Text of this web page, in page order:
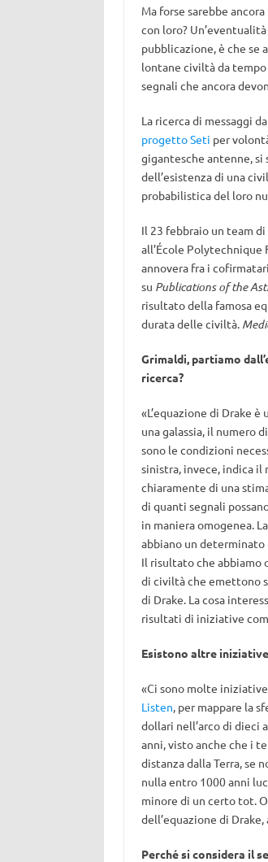
Ma forse sarebbe
con loro?
pubblicazione, è che se
lontane civiltà da
segnali che ancora
La ricerca di messaggi
progetto Seti per
gigantesche antenne, si
dell’esistenza di una
probabilistica del loro
Il 23 febbraio un team
all’École Polytechnique
annovera fra i
su Publications of the
risultato della famosa
durata delle civiltà.
Grimaldi, partiamo
ricerca?
«L’equazione di Drake
una galassia, il numero
sono le condizioni
sinistra, invece, indica il
chiaramente di una
di quanti segnali
in maniera omogenea.
abbiano un determinato
Il risultato che abbiamo
di civiltà che emettono
di Drake. La cosa
risultati di iniziative
Esistono altre
«Ci sono molte
Listen, per mappare la
dollari nell’arco di dieci
anni, visto anche che i
distanza dalla Terra, se
nulla entro 1000 anni
minore di un certo tot.
dell’equazione di
Perché si considera il